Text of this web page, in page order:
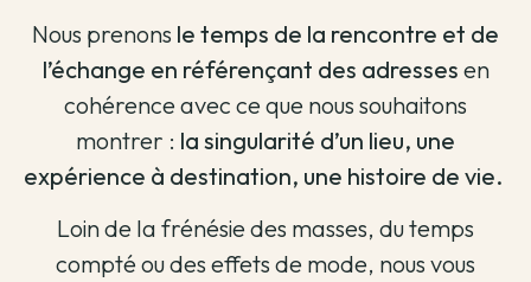
Nous prenons le temps de la rencontre et de
l’échange en référençant des adresses en
cohérence avec ce que nous souhaitons
montrer : la singularité d’un lieu, une
expérience à destination, une histoire de vie.
Loin de la frénésie des masses, du temps
compté ou des effets de mode, nous vous